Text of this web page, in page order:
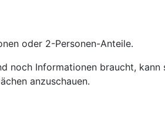
oder 2-Personen-Anteile.
noch Informationen braucht,
anzuschauen.